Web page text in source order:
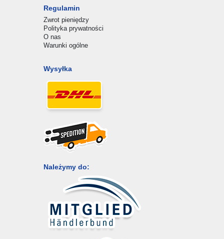
Regulamin
Zwrot pieniędzy
Polityka prywatności
O nas
Warunki ogólne
Wysyłka
Należymy do: